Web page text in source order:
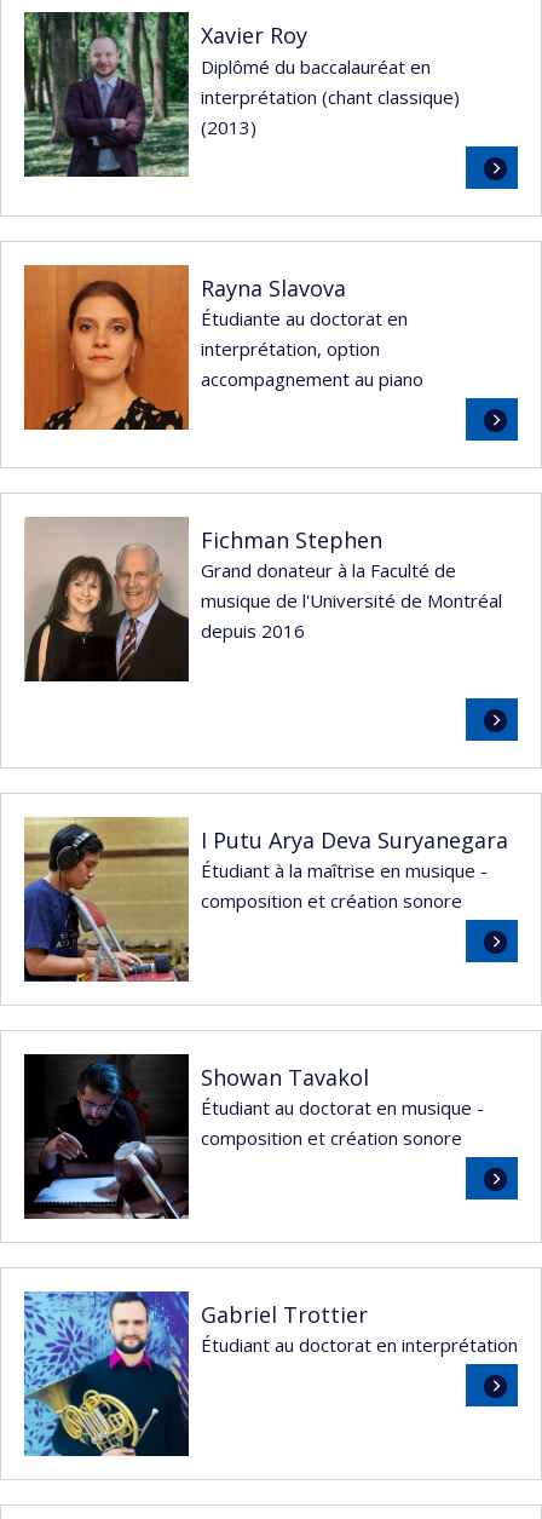
Xavier Roy
Diplômé du baccalauréat en
interprétation (chant classique)
(2013)
Lire
la
Rayna Slavova
Étudiante au doctorat en
interprétation, option
accompagnement au piano
Lire
la
Fichman Stephen
Grand donateur à la Faculté de
musique de l'Université de Montréal
depuis 2016
Lire
la
I Putu Arya Deva Suryanegara
Étudiant à la maîtrise en musique -
composition et création sonore
Lire
la
suite
Showan Tavakol
Étudiant au doctorat en musique -
composition et création sonore
Lire
la
suite
Gabriel Trottier
Étudiant au doctorat en interprétation
Lire
la